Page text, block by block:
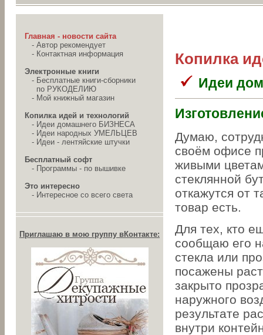
Главная - новости сайта
- Автор рекомендует
- Контактная информация
Электронные книги
- Бесплатные книги-сборники
по РУКОДЕЛИЮ
- Мой книжный магазин
Копилка идей и технологий
- Идеи домашнего БИЗНЕСА
- Идеи народных УМЕЛЬЦЕВ
- Идеи - лентяйские штучки
Бесплатный софт
- Программы - по вышивке
Это интересно
- Интересное со всего света
Приглашаю в мою группу вКонтакте:
Копилка
Идеи
Думаю,
своём офисе
живыми
стеклянной
откажутся от
товар есть.
Для тех, кто
сообщаю его
стекла или
посажены
закрыто
наружного
результате
внутри